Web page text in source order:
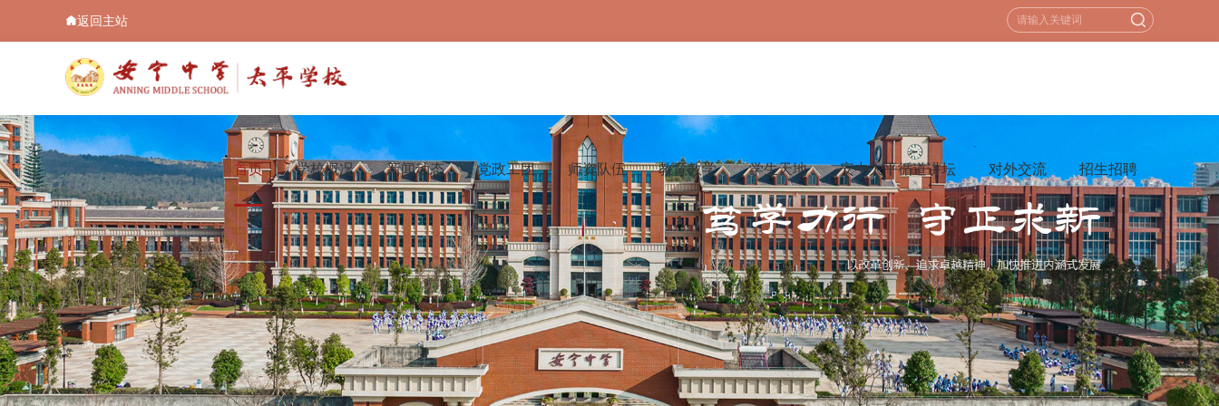
返回主站
首页 学校概况 新闻动态 党政工团 师资队伍 教育教学 学生天地 安中太平循道讲坛 对外交流 招生招聘